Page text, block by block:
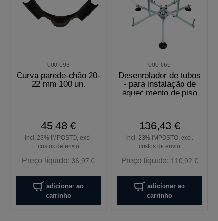
000-093
Curva parede-chão 20-
22 mm 100 un.
45,48 €
incl. 23% IMPOSTO, excl.
custos de envio
Preço líquido: 36,97 €
adicionar ao
carrinho
000-065
Desenrolador de tubos
- para instalação de
aquecimento de piso
136,43 €
incl. 23% IMPOSTO, excl.
custos de envio
Preço líquido: 110,92 €
adicionar ao
carrinho